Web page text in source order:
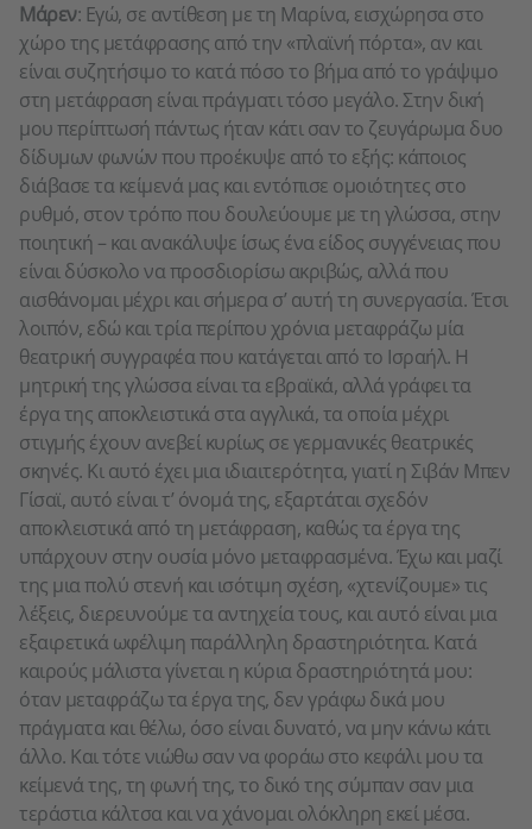
Μάρεν: Εγώ, σε αντίθεση με τη Μαρίνα, εισχώρησα στο
χώρο της μετάφρασης από την «πλαϊνή πόρτα», αν και
είναι συζητήσιμο το κατά πόσο το βήμα από το γράψιμο
στη μετάφραση είναι πράγματι τόσο μεγάλο. Στην δική
μου περίπτωσή πάντως ήταν κάτι σαν το ζευγάρωμα δυο
δίδυμων φωνών που προέκυψε από το εξής: κάποιος
διάβασε τα κείμενά μας και εντόπισε ομοιότητες στο
ρυθμό, στον τρόπο που δουλεύουμε με τη γλώσσα, στην
ποιητική – και ανακάλυψε ίσως ένα είδος συγγένειας που
είναι δύσκολο να προσδιορίσω ακριβώς, αλλά που
αισθάνομαι μέχρι και σήμερα σ’ αυτή τη συνεργασία. Έτσι
λοιπόν, εδώ και τρία περίπου χρόνια μεταφράζω μία
θεατρική συγγραφέα που κατάγεται από το Ισραήλ. Η
μητρική της γλώσσα είναι τα εβραϊκά, αλλά γράφει τα
έργα της αποκλειστικά στα αγγλικά, τα οποία μέχρι
στιγμής έχουν ανεβεί κυρίως σε γερμανικές θεατρικές
σκηνές. Κι αυτό έχει μια ιδιαιτερότητα, γιατί η Σιβάν Μπεν
Γίσαϊ, αυτό είναι τ’ όνομά της, εξαρτάται σχεδόν
αποκλειστικά από τη μετάφραση, καθώς τα έργα της
υπάρχουν στην ουσία μόνο μεταφρασμένα. Έχω και μαζί
της μια πολύ στενή και ισότιμη σχέση, «χτενίζουμε» τις
λέξεις, διερευνούμε τα αντηχεία τους, και αυτό είναι μια
εξαιρετικά ωφέλιμη παράλληλη δραστηριότητα. Κατά
καιρούς μάλιστα γίνεται η κύρια δραστηριότητά μου:
όταν μεταφράζω τα έργα της, δεν γράφω δικά μου
πράγματα και θέλω, όσο είναι δυνατό, να μην κάνω κάτι
άλλο. Και τότε νιώθω σαν να φοράω στο κεφάλι μου τα
κείμενά της, τη φωνή της, το δικό της σύμπαν σαν μια
τεράστια κάλτσα και να χάνομαι ολόκληρη εκεί μέσα.